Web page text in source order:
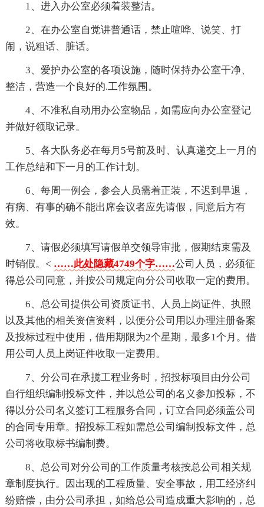
1、进入办公室必须着装整洁。
2、在办公室自觉讲普通话，禁止喧哗、说笑、打
闹，说粗话、脏话。
3、爱护办公室的各项设施，随时保持办公室干净、
整洁，营造一个良好的.工作氛围。
4、不准私自动用办公室物品，如需应向办公室登记
并做好领取记录。
5、各大队务必在每月5号前及时、认真递交上一月的
工作总结和下一月的工作计划。
6、每周一例会，参会人员需着正装，不迟到早退，
有病、有事的确不能出席会议者应先请假，同意后方有
效。
7、请假必须填写请假单交领导审批，假期结束需及
时销假。< ……此处隐藏4749个字……公司人员，必须征
得总公司同意，并按公司规定向分公司收取一定的费用。
6、总公司提供公司资质证书、人员上岗证件、执照
以及其他的相关资信资料，以便分公司用以办理注册备案
及投标过程中使用，借用期限为2个星期，最多1个月。借
用公司人员上岗证件收取一定费用。
7、分公司在承揽工程业务时，招投标项目由分公司
自行组织编制投标文件，并以总公司的名义参加投标，不
得以分公司名义签订工程服务合同，订立合同必须盖公司
的合同专用章。招投标工程如需总公司编制投标文件，总
公司将收取标书编制费。
8、总公司对分公司的工作质量考核按总公司相关规
章制度执行。因出现的工程质量、安全事故，用工经济纠
纷赔偿，由分公司承担，如给总公司造成重大影响的，总